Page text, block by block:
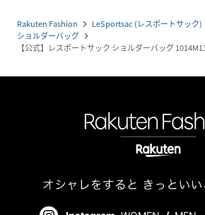
Rakuten Fashion navigate_next LeSportsac (レスポートサック)
ショルダーバッグ navigate_next
【公式】レスポートサック ショルダーバッグ